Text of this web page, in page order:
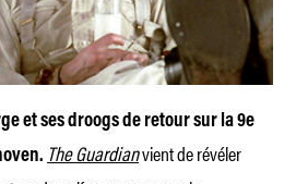
et ses droogs de retour sur la 9e
The Guardianvient de révéler